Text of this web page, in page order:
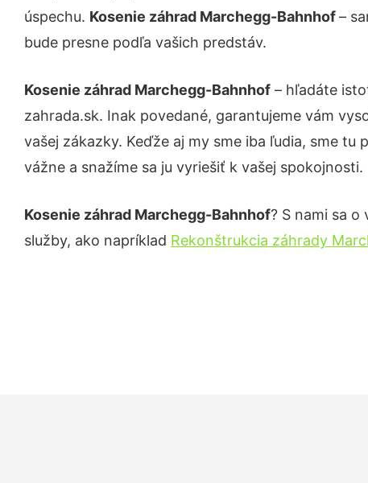
úspechu. Kosenie záhrad Marchegg-Bahnhof–
bude presne podľa vašich predstáv.
Kosenie záhrad Marchegg-Bahnhof – hľadáte
zahrada.sk. Inak povedané, garantujeme vám
vašej zákazky. Keďže aj my sme iba ľudia, sme
vážne a snažíme sa ju vyriešiť k vašej spokojnosti.
Kosenie záhrad Marchegg-Bahnhof? S nami sa
služby, ako napríklad Rekonštrukcia záhrady